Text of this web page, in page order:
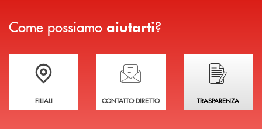
Come possiamo aiutarti?
Trova la filiale più vicina a te
FILIALI
Hai bisogno di assistenza immediata?
CONTATTO DIRETTO
Hai bisogno di
TRASPARENZA